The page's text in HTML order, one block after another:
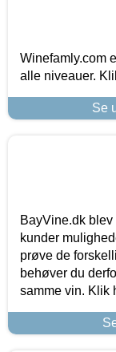
Winefamly.com
alle niveauer.
Se
BayVine.dk
kunder
prøve de
behøver du
samme vin. Klik